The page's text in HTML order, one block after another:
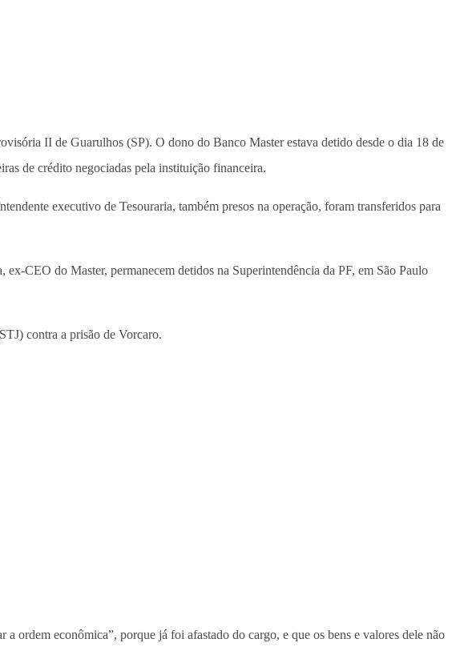
II de Guarulhos (SP). O dono do Banco Master estava detido desde o dia 18 de
de crédito negociadas pela instituição financeira.
executivo de Tesouraria, também presos na operação, foram transferidos para
CEO do Master, permanecem detidos na Superintendência da PF, em São Paulo
contra a prisão de Vorcaro.
ordem econômica”, porque já foi afastado do cargo, e que os bens e valores dele não